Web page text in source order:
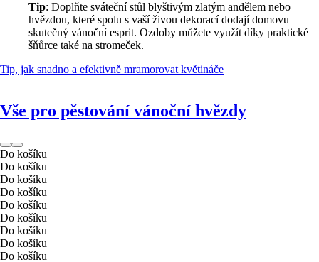
Tip: Doplňte sváteční stůl blyštivým zlatým andělem nebo
hvězdou, které spolu s vaší živou dekorací dodají domovu
skutečný vánoční esprit. Ozdoby můžete využít díky praktické
šňůrce také na stromeček.
Tip, jak snadno a efektivně mramorovat květináče
Vše pro pěstování vánoční hvězdy
Do košíku
Do košíku
Do košíku
Do košíku
Do košíku
Do košíku
Do košíku
Do košíku
Do košíku